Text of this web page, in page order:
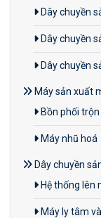
Dây chuyền
Dây chuyền
Dây chuyền
Máy sản xuất
Bồn phối trộn
Máy nhũ hoá
Dây chuyền
Hệ thống lên
Máy ly tâm